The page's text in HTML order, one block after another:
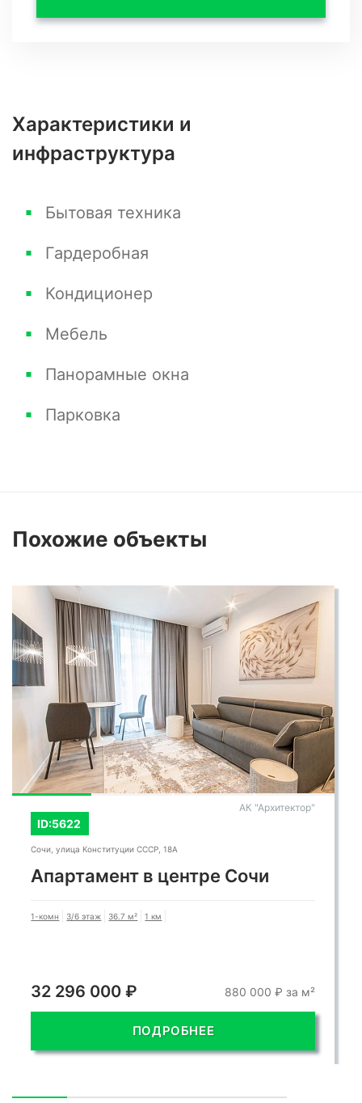
Характеристики и
инфраструктура
Бытовая техника
Гардеробная
Кондиционер
Мебель
Панорамные окна
Парковка
Похожие объекты
ID:5622
АК "Архитектор"
Сочи, улица Конституции СССР, 18А
Апартамент в центре Сочи
1-комн 3/6 этаж 36.7 м² 1 км
32 296 000 ₽ 880 000 ₽ за м²
ПОДРОБНЕЕ